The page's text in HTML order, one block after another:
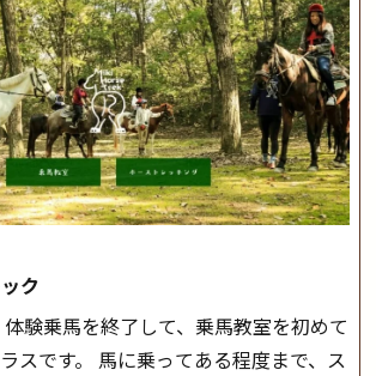
ク
験乗馬を終了して、乗馬教室を初めて
スです。 馬に乗ってある程度まで、ス